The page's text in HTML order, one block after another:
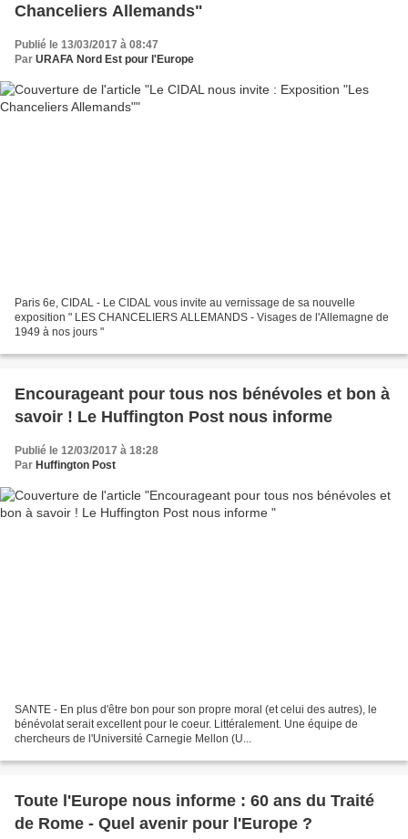
Chanceliers Allemands"
Publié le 13/03/2017 à 08:47
Par URAFA Nord Est pour l'Europe
Paris 6e, CIDAL - Le CIDAL vous invite au vernissage de sa nouvelle
exposition " LES CHANCELIERS ALLEMANDS - Visages de l'Allemagne de
1949 à nos jours "
Encourageant pour tous nos bénévoles et bon à
savoir ! Le Huffington Post nous informe
Publié le 12/03/2017 à 18:28
Par Huffington Post
SANTE - En plus d'être bon pour son propre moral (et celui des autres), le
bénévolat serait excellent pour le coeur. Littéralement. Une équipe de
chercheurs de l'Université Carnegie Mellon (U...
Toute l'Europe nous informe : 60 ans du Traité
de Rome - Quel avenir pour l'Europe ?